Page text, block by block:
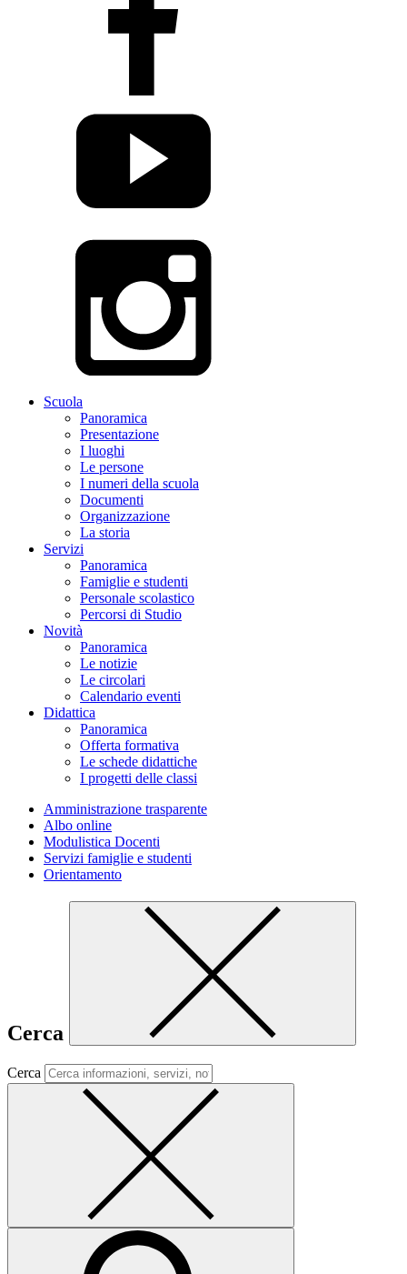
Scuola
Panoramica
Presentazione
I luoghi
Le persone
I numeri della scuola
Documenti
Organizzazione
La storia
Servizi
Panoramica
Famiglie e studenti
Personale scolastico
Percorsi di Studio
Novità
Panoramica
Le notizie
Le circolari
Calendario eventi
Didattica
Panoramica
Offerta formativa
Le schede didattiche
I progetti delle classi
Amministrazione trasparente
Albo online
Modulistica Docenti
Servizi famiglie e studenti
Orientamento
Cerca
Cerca